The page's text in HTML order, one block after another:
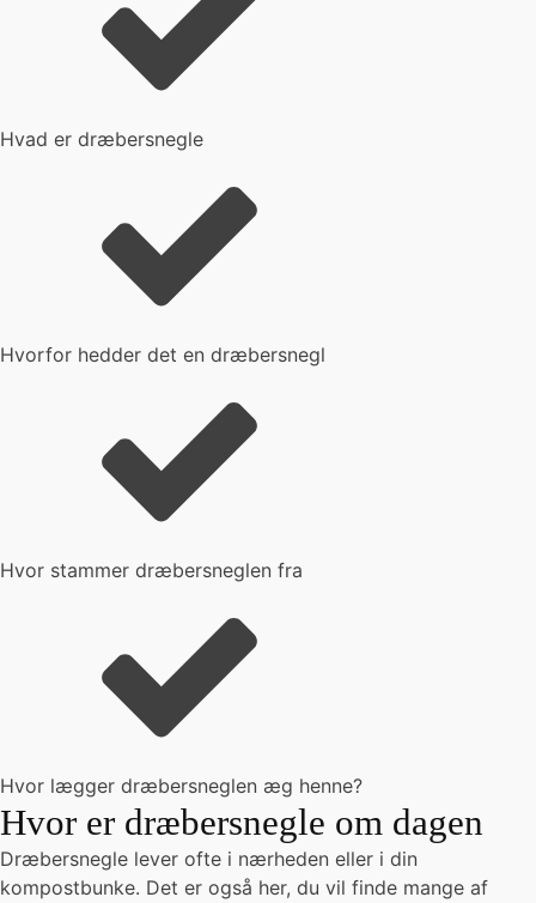
Hvad er dræbersnegle
Hvorfor hedder det en dræbersnegl
Hvor stammer dræbersneglen fra
Hvor lægger dræbersneglen æg henne?
Hvor er dræbersnegle om dagen
Dræbersnegle lever ofte i nærheden eller i din
kompostbunke. Det er også her, du vil finde mange af